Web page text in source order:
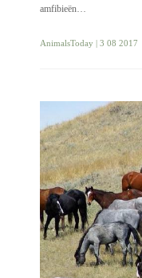
amfibieën…
AnimalsToday | 3 08 2017